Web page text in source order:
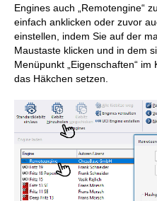
Engines auch „Remotengine“
einfach anklicken oder zuvor
einstellen, indem Sie auf der
Maustaste klicken und in dem
Menüpunkt „Eigenschaften“ im
das Häkchen setzen.